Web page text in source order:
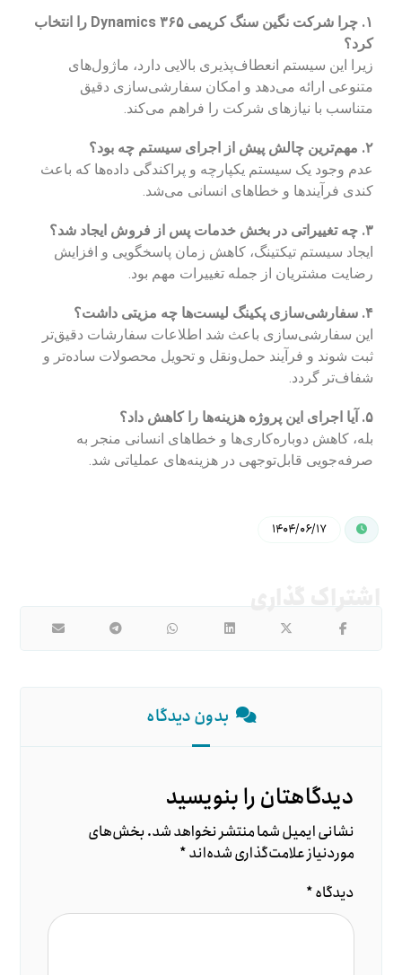
۱. چرا شرکت نگین سنگ کریمی Dynamics ۳۶۵ را انتخاب
کرد؟
زیرا این سیستم انعطاف‌پذیری بالایی دارد، ماژول‌های
متنوعی ارائه می‌دهد و امکان سفارشی‌سازی دقیق
متناسب با نیازهای شرکت را فراهم می‌کند.
۲. مهم‌ترین چالش پیش از اجرای سیستم چه بود؟
عدم وجود یک سیستم یکپارچه و پراکندگی داده‌ها که باعث
کندی فرآیندها و خطاهای انسانی می‌شد.
۳. چه تغییراتی در بخش خدمات پس از فروش ایجاد شد؟
ایجاد سیستم تیکتینگ، کاهش زمان پاسخگویی و افزایش
رضایت مشتریان از جمله تغییرات مهم بود.
۴. سفارشی‌سازی پکینگ لیست‌ها چه مزیتی داشت؟
این سفارشی‌سازی باعث شد اطلاعات سفارشات دقیق‌تر
ثبت شوند و فرآیند حمل‌ونقل و تحویل محصولات ساده‌تر و
شفاف‌تر گردد.
۵. آیا اجرای این پروژه هزینه‌ها را کاهش داد؟
بله، کاهش دوباره‌کاری‌ها و خطاهای انسانی منجر به
صرفه‌جویی قابل‌توجهی در هزینه‌های عملیاتی شد.
۱۴۰۴/۰۶/۱۷
بدون دیدگاه
دیدگاهتان را بنویسید
نشانی ایمیل شما منتشر نخواهد شد.بخش‌های
موردنیاز علامت‌گذاری شده‌اند*
دیدگاه*